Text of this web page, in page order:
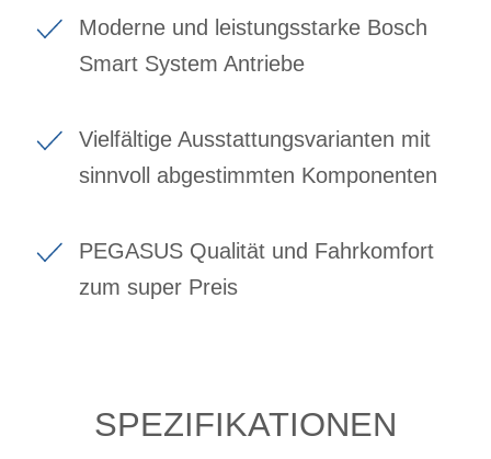
Moderne und leistungsstarke Bosch
Smart System Antriebe
Vielfältige Ausstattungsvarianten mit
sinnvoll abgestimmten Komponenten
PEGASUS Qualität und Fahrkomfort
zum super Preis
SPEZIFIKATIONEN